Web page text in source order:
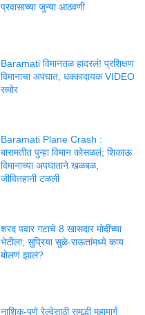
प्रवासाच्या जुन्या आठवणी
Baramati विमानतळ हादरलं! प्रशिक्षण
विमानाचा अपघात, धक्कादायक VIDEO
समोर
Baramati Plane Crash :
बारामतीत पुन्हा विमान कोसळलं; शिकाऊ
विमानाच्या अपघाताने खळबळ,
जीवितहानी टळली
शरद पवार गटाचे 8 खासदार मोदींच्या
भेटीला; सुप्रिया सुळे-राऊतांमध्ये काय
बोलणं झालं?
नाशिक-पुणे रेल्वेसाठी समृद्धी महामार्ग